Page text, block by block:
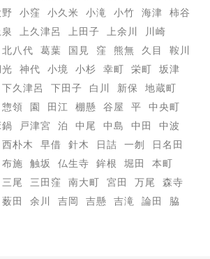
野 小窪 小久米 小滝 小竹 海津
柿谷
泉 上久津呂 上田子 上余川
川崎
北八代 葛葉 国見 窪 熊無 久目
鞍川
光 神代 小境 小杉 幸町 栄町
坂津
下久津呂 下田子 白川 新保
地蔵町
惣領 園 田江 棚懸 谷屋 平
中央町
鍋 戸津宮 泊 中尾 中島 中田
中波
西朴木 早借 針木 日詰 一刎
日名田
布施 触坂 仏生寺 鉾根 堀田
本町
三尾 三田窪 南大町 宮田 万尾
森寺
薮田 余川 吉岡 吉懸 吉滝 論田
脇